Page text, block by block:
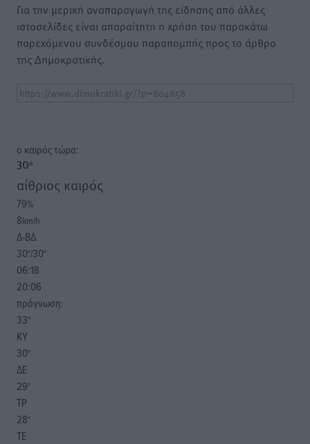
Για την μερική αναπαραγωγή της είδησης από άλλες
ιστοσελίδες είναι απαραίτητη η χρήση του παρακάτω
παρεχόμενου συνδέσμου παραπομπής προς το άρθρο
της Δημοκρατικής.
o καιρός τώρα:
30°
αίθριος καιρός
79%
8km/h
Δ-ΒΔ
30°/30°
06:18
20:06
πρόγνωση:
33°
ΚΥ
30°
ΔΕ
29°
ΤΡ
28°
ΤΕ